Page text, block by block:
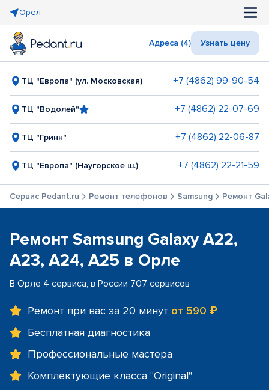
Орёл
Адреса (4) Узнать цену
ТЦ "Европа" (ул. Московская) +7 (4862) 99-90-54
ТЦ "Водолей" +7 (4862) 22-07-69
ТЦ "Гринн" +7 (4862) 22-06-87
ТЦ "Европа" (Наугорское ш.) +7 (4862) 22-21-59
Сервис Pedant.ru Ремонт телефонов Samsung Ремонт
Ремонт Samsung Galaxy A22,
A23, A24, A25 в Орле
В Орле 4 сервиса, в России 707 сервисов
Ремонт при вас за 20 минут от 590 ₽
Бесплатная диагностика
Профессиональные мастера
Комплектующие класса "Original"